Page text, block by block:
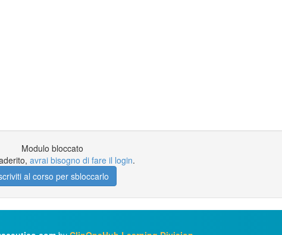
Modulo bloccato
avrai bisogno di fare il login.
al corso per sbloccarlo